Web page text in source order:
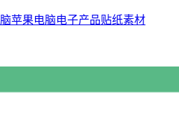
苹果电脑电子产品贴纸素材